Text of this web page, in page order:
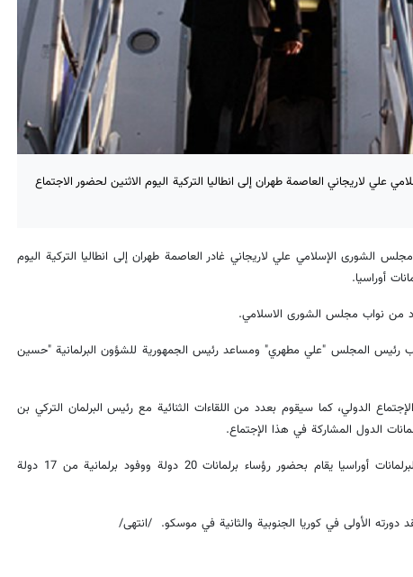
علي لاريجاني العاصمة طهران إلى انطاليا التركية اليوم الاثنين لحضور الاجتماع
الشورى الإسلامي علي لاريجاني غادر العاصمة طهران إلى انطاليا التركية اليوم
أوراسيا.
من نواب مجلس الشورى الاسلامي.
رئيس المجلس "علي مطهري" ومساعد رئيس الجمهورية للشؤون البرلمانية "حسين
الدولي، كما سيقوم بعدد من اللقاءات الثنائية مع رئيس البرلمان التركي بن
الدول المشاركة في هذا الإجتماع.
الجدير بالذكر إن الاجتماع الثالث لبرلمانات أوراسيا يقام بحضور رؤساء برلمانات 20 دولة ووفود برلمانية من 17 دولة
دورته الأولى في كوريا الجنوبية والثانية في موسكو. /انتهى/